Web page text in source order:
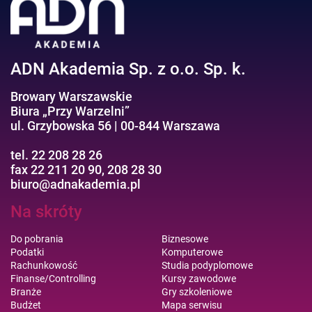
Efektywność osobista//Wellbeing
ADN Akademia Sp. z o.o. Sp. k.
Browary Warszawskie
Biura „Przy Warzelni”
ul. Grzybowska 56 | 00-844 Warszawa
tel. 22 208 28 26
fax 22 211 20 90, 208 28 30
biuro@adnakademia.pl
Na skróty
Do pobrania
Podatki
Rachunkowość
Finanse/Controlling
Branże
Budżet
Biznesowe
Komputerowe
Studia podyplomowe
Kursy zawodowe
Gry szkoleniowe
Mapa serwisu